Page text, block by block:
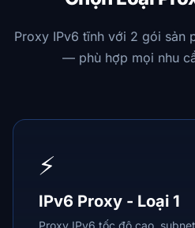
Proxy IPv6 tĩnh với 2 gói sản
— phù hợp mọi nhu
⚡
IPv6 Proxy - Loại 1
Proxy IPv6 tốc độ cao,